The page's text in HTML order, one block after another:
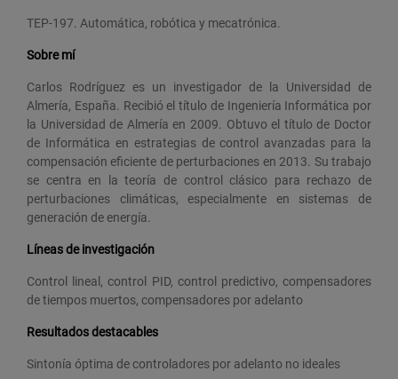
TEP-197. Automática, robótica y mecatrónica.
Sobre mí
Carlos Rodríguez es un investigador de la Universidad de
Almería, España. Recibió el título de Ingeniería Informática por
la Universidad de Almería en 2009. Obtuvo el título de Doctor
de Informática en estrategias de control avanzadas para la
compensación eficiente de perturbaciones en 2013. Su trabajo
se centra en la teoría de control clásico para rechazo de
perturbaciones climáticas, especialmente en sistemas de
generación de energía.
Líneas de investigación
Control lineal, control PID, control predictivo, compensadores
de tiempos muertos, compensadores por adelanto
Resultados destacables
Sintonía óptima de controladores por adelanto no ideales